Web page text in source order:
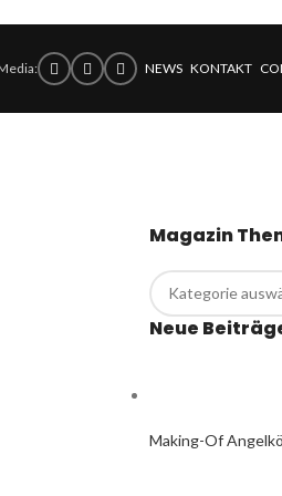
NEWS KONTAKT
Magazin
Neue
Making-Of